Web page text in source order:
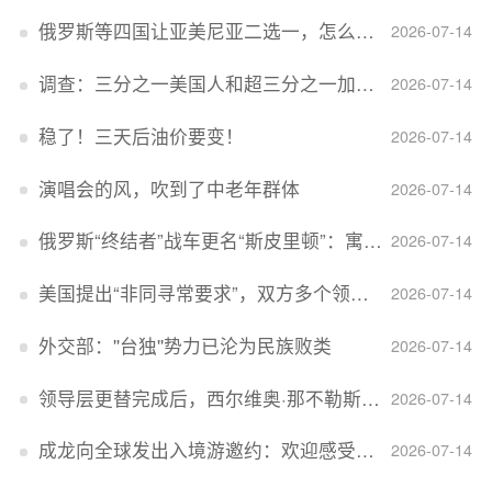
2026-07-14
俄罗斯等四国让亚美尼亚二选一，怎么回事？
2026-07-14
调查：三分之一美国人和超三分之一加拿大人感到经济压力
2026-07-14
稳了！三天后油价要变！
2026-07-14
演唱会的风，吹到了中老年群体
2026-07-14
俄罗斯“终结者”战车更名“斯皮里顿”：寓意强大可靠，彰显俄精神力量
2026-07-14
美国提出“非同寻常要求”，双方多个领域分歧依旧，印美贸易谈判进入“关键阶段”
2026-07-14
外交部：''台独''势力已沦为民族败类
2026-07-14
领导层更替完成后，西尔维奥·那不勒斯出任Lucid首席执行官
2026-07-14
成龙向全球发出入境游邀约：欢迎感受无滤镜的真实中国